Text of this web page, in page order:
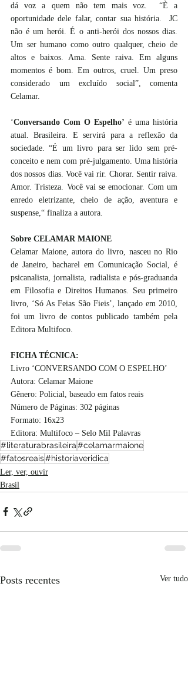
dá voz a quem não tem mais voz.  “È a
oportunidade dele falar, contar sua história.  JC
não é um herói. É o anti-herói dos nossos dias.
Um ser humano como outro qualquer, cheio de
altos e baixos. Ama. Sente raiva. Em alguns
momentos é bom. Em outros, cruel. Um preso
considerado um excluído social”, comenta
Celamar.
‘Conversando Com O Espelho’ é uma história
atual. Brasileira. E servirá para a reflexão da
sociedade. “É um livro para ser lido sem pré-
conceito e nem com pré-julgamento. Uma história
dos nossos dias. Você vai rir. Chorar. Sentir raiva.
Amor. Tristeza. Você vai se emocionar. Com um
enredo eletrizante, cheio de ação, aventura e
suspense,“ finaliza a autora.
Sobre CELAMAR MAIONE
Celamar Maione, autora do livro, nasceu no Rio
de Janeiro, bacharel em Comunicação Social, é
psicanalista, jornalista, radialista e pós-graduanda
em Filosofia e Direitos Humanos. Seu primeiro
livro, ‘Só As Feias São Fieis’, lançado em 2010,
foi um livro de contos publicado também pela
Editora Multifoco.
FICHA TÉCNICA:
Livro ‘CONVERSANDO COM O ESPELHO’
Autora: Celamar Maione
Gênero: Policial, baseado em fatos reais
Número de Páginas: 302 páginas
Formato: 16x23
Editora: Multifoco – Selo Mil Palavras
#literaturabrasileira#celamarmaione
#fatosreais#historiaveridica
Ler, ver, ouvir
Brasil
Posts recentes Ver tudo